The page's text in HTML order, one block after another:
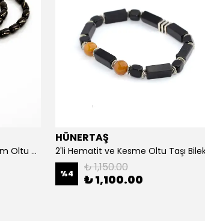
14 Ayar Altın İşleme Kapsül Kesim Oltu Taşı Tespih
HÜNERTAŞ
2'li Hematit ve Kesme Oltu Taşı
%4 ₺ 1,150.00
₺ 1,100.00